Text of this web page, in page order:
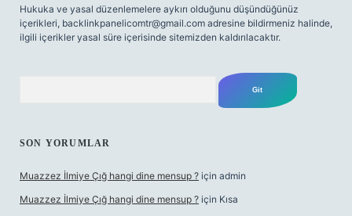
Hukuka ve yasal düzenlemelere aykırı olduğunu düşündüğünüz
içerikleri, backlinkpanelicomtr@gmail.com adresine bildirmeniz halinde,
ilgili içerikler yasal süre içerisinde sitemizden kaldırılacaktır.
SON YORUMLAR
Muazzez İlmiye Çığ hangi dine mensup ? için admin
Muazzez İlmiye Çığ hangi dine mensup ? için Kısa